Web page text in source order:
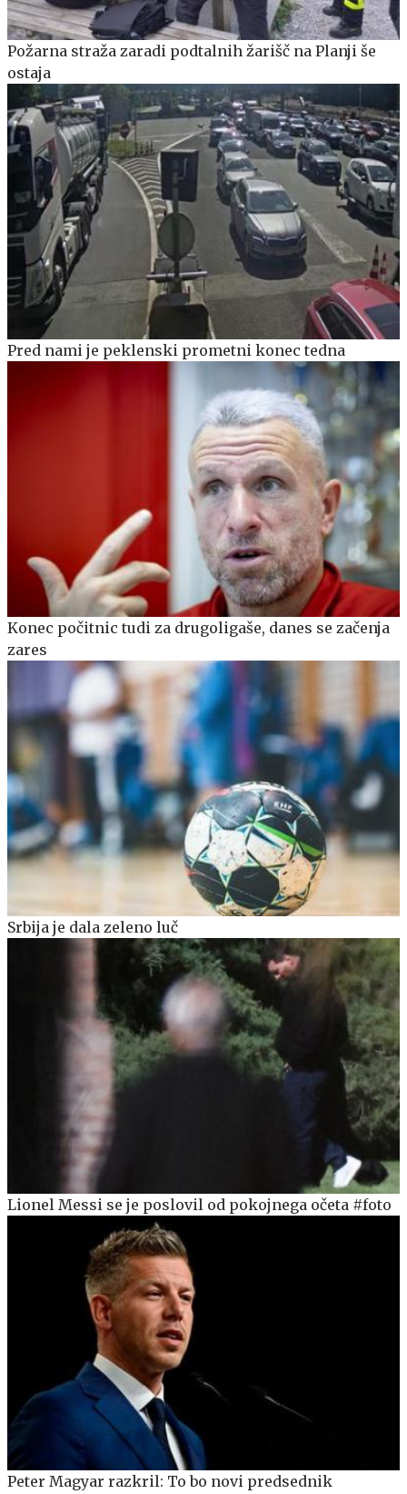
Požarna straža zaradi podtalnih žarišč na Planji še
ostaja
Pred nami je peklenski prometni konec tedna
Konec počitnic tudi za drugoligaše, danes se začenja
zares
Srbija je dala zeleno luč
Lionel Messi se je poslovil od pokojnega očeta #foto
Peter Magyar razkril: To bo novi predsednik